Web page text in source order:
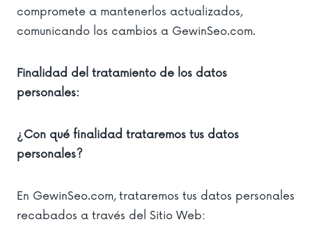
compromete a mantenerlos actualizados,
comunicando los cambios a GewinSeo.com.
Finalidad del tratamiento de los datos
personales:
¿Con qué finalidad trataremos tus datos
personales?
En GewinSeo.com, trataremos tus datos personales
recabados a través del Sitio Web: